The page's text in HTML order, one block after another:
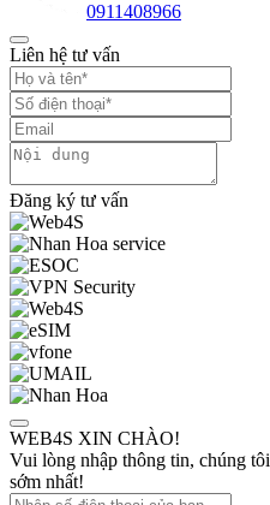
0911408966
Liên hệ tư vấn
Đăng ký tư vấn
WEB4S XIN CHÀO!
Vui lòng nhập thông tin, chúng
sớm nhất!